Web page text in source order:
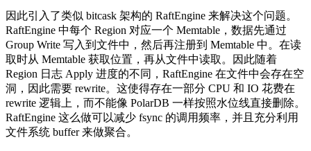
因此引入了类似 bitcask 架构的 RaftEngine 来解决这个问题。
RaftEngine 中每个 Region 对应一个 Memtable，数据先通过
Group Write 写入到文件中，然后再注册到 Memtable 中。在读
取时从 Memtable 获取位置，再从文件中读取。因此随着
Region 日志 Apply 进度的不同，RaftEngine 在文件中会存在空
洞，因此需要 rewrite。这使得存在一部分 CPU 和 IO 花费在
rewrite 逻辑上，而不能像 PolarDB 一样按照水位线直接删除。
RaftEngine 这么做可以减少 fsync 的调用频率，并且充分利用
文件系统 buffer 来做聚合。